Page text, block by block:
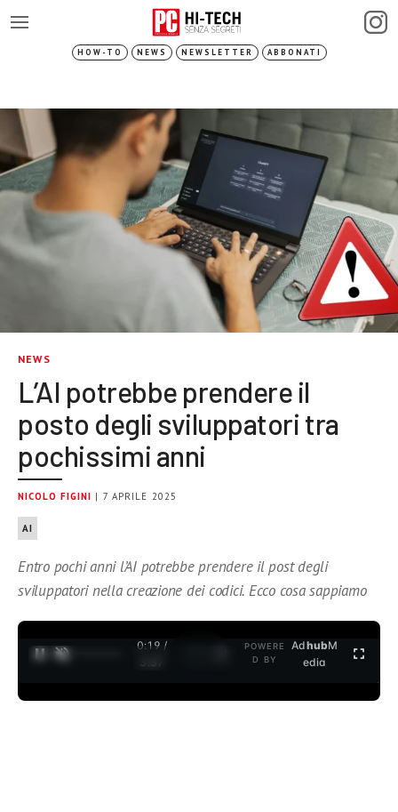
HOW-TO NEWS NEWSLETTER ABBONATI
NEWS
L’AI potrebbe prendere il
posto degli sviluppatori tra
pochissimi anni
NICOLO FIGINI | 7 APRILE 2025
AI
Entro pochi anni l’AI potrebbe prendere il post degli
sviluppatori nella creazione dei codici. Ecco cosa sappiamo
0:20 /
3:37
POWERE
D BY
AdhubM
edia